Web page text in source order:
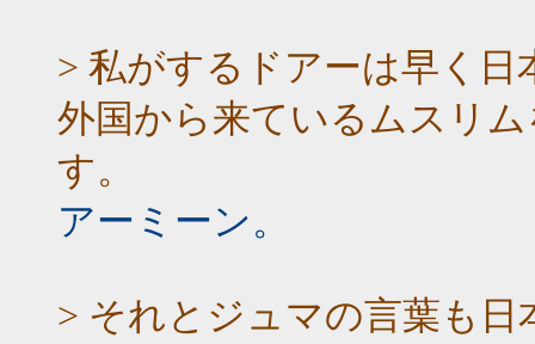
> 私がするドアーは早く
外国から来ているムスリ
す。
アーミーン。
> それとジュマの言葉も